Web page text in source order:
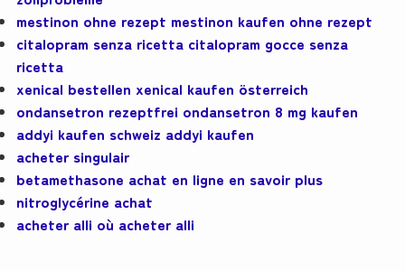
mestinon ohne rezept mestinon kaufen ohne rezept
citalopram senza ricetta citalopram gocce senza
ricetta
xenical bestellen xenical kaufen österreich
ondansetron rezeptfrei ondansetron 8 mg kaufen
addyi kaufen schweiz addyi kaufen
acheter singulair
betamethasone achat en ligne en savoir plus
nitroglycérine achat
acheter alli où acheter alli